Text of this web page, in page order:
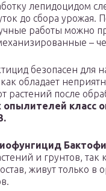
лепидоцидом
до сбора урожая.
работы можно
–
безопасен для
обладает
растений после
класс
и грунтов, так
живут только в